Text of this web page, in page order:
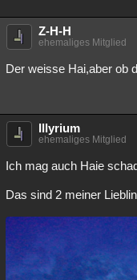
Z-H-H
ehemaliges Mitglied
Der weisse Hai,aber ob
Illyrium
ehemaliges Mitglied
Ich mag auch Haie
Das sind 2 meiner